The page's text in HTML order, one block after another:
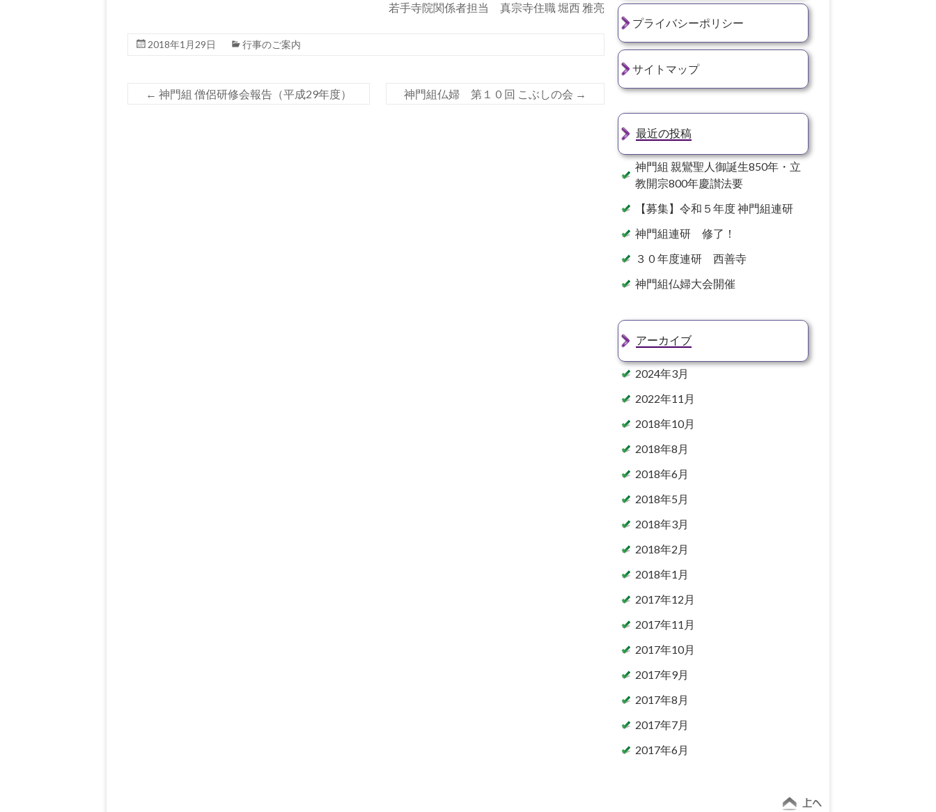
若手寺院関係者担当 真宗寺住職 堀西 雅亮
2018年1月29日 行事のご案内
← 神門組 僧侶研修会報告（平成29年度） 神門組仏婦 第１０回 こぶしの会 →
プライバシーポリシー
サイトマップ
最近の投稿
神門組 親鸞聖人御誕生850年・立
教開宗800年慶讃法要
【募集】令和５年度 神門組連研
神門組連研 修了！
３０年度連研 西善寺
神門組仏婦大会開催
アーカイブ
2024年3月
2022年11月
2018年10月
2018年8月
2018年6月
2018年5月
2018年3月
2018年2月
2018年1月
2017年12月
2017年11月
2017年10月
2017年9月
2017年8月
2017年7月
2017年6月